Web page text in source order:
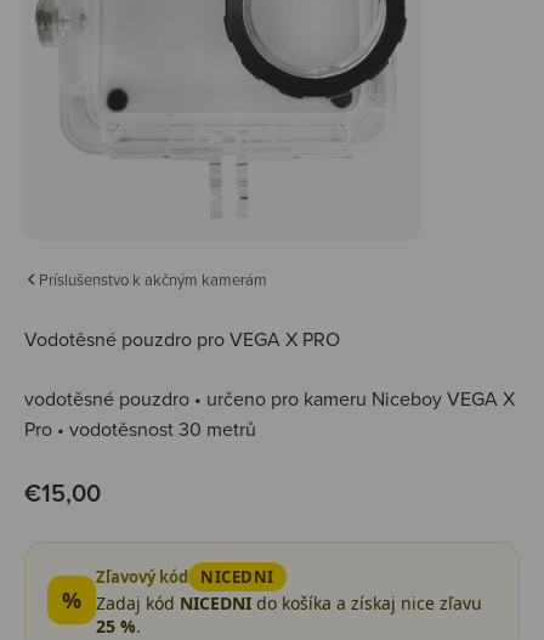
Príslušenstvo k akčným kamerám
Vodotěsné pouzdro pro VEGA X PRO
vodotěsné pouzdro • určeno pro kameru Niceboy VEGA X
Pro • vodotěsnost 30 metrů
Predajná cena
€15,00
%
Zľavový kód NICEDNI
Zadaj kód NICEDNI do košíka a získaj nice zľavu
25 %.